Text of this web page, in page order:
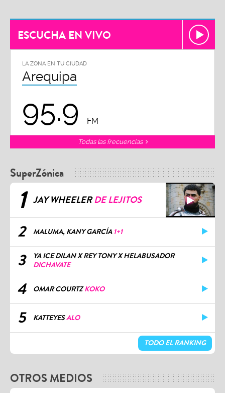
ESCUCHA EN VIVO
LA ZONA EN TU CIUDAD
Arequipa
95.9 FM
Todas las frecuencias
SuperZónica
1 JAY WHEELERDE LEJITOS
2 MALUMA, KANY GARCÍA 1+1
3
YA ICE DILAN X REY TONY X HELABUSADOR
DICHAVATE
4 OMAR COURTZKOKO
5 KATTEYESALO
TODO EL RANKING
OTROS MEDIOS